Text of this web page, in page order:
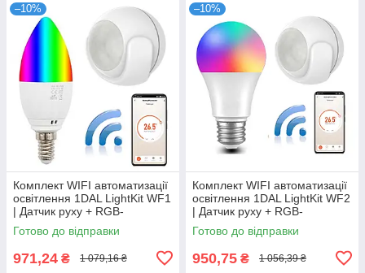
–10%
Комплект WIFI автоматизації
освітлення 1DAL LightKit WF1
| Датчик руху + RGB-
лампочка | APP "Tuya Smart"
Готово до відправки
971,24 ₴ 1 079,16 ₴
–10%
Комплект WIFI автоматизації
освітлення 1DAL LightKit WF2
| Датчик руху + RGB-
лампочка E27 | APP "Tuya"
Готово до відправки
950,75 ₴ 1 056,39 ₴